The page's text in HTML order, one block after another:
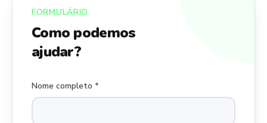
FORMULÁRIO
Como podemos
ajudar?
Nome completo *